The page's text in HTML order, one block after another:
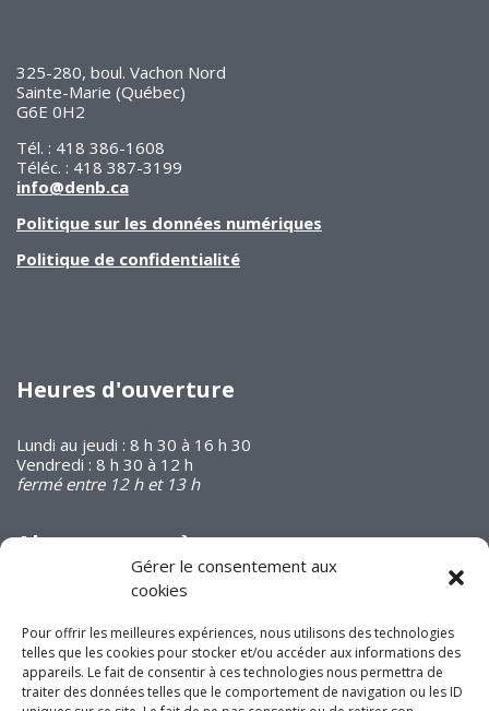
Gérer le consentement aux
cookies
Pour offrir les meilleures expériences, nous utilisons des technologies
telles que les cookies pour stocker et/ou accéder aux informations des
appareils. Le fait de consentir à ces technologies nous permettra de
traiter des données telles que le comportement de navigation ou les ID
325-280, boul. Vachon Nord
Sainte-Marie (Québec)
G6E 0H2
Tél. : 418 386-1608
Téléc. : 418 387-3199
info@denb.ca
Politique sur les données numériques
Politique de confidentialité
Heures d'ouverture
Lundi au jeudi : 8 h 30 à 16 h 30
Vendredi : 8 h 30 à 12 h
fermé entre 12 h et 13 h
Abonnez-vous à
notre infolettre